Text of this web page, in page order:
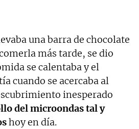
una barra de chocolate
más tarde, se dio
se calentaba y el
cuando se acercaba al
inesperado
del microondas tal y
hoy en día.